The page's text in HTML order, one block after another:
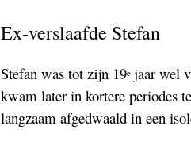
Ex-verslaafde Stefan
Stefan was tot zijn 19e jaar wel
kwam later in kortere periodes
langzaam afgedwaald in een